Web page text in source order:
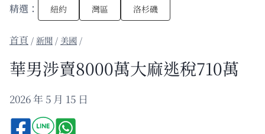
精選： 紐約 灣區 洛杉磯
/新聞 / 美國 /
華男涉賣8000萬大麻逃稅710萬
2026 年 5 月 15 日